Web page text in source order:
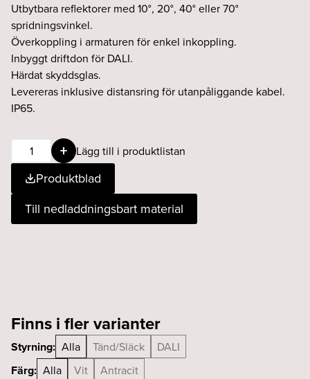
Utbytbara reflektorer med 10°, 20°, 40° eller 70°
spridningsvinkel.
Överkoppling i armaturen för enkel inkoppling.
Inbyggt driftdon för DALI.
Härdat skyddsglas.
Levereras inklusive distansring för utanpåliggande kabel.
IP65.
LUGANO
18W
20°
830
DALI
Lägg till i produktlistan
Produktblad
Till nedladdningsbart material
Finns i fler varianter
Styrning: Alla Tänd/Släck DALI
Färg: Alla Vit Antracit